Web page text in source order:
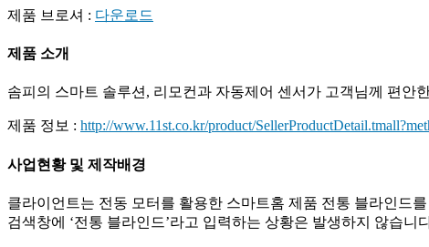
제품 브로셔 : 다운로드
제품 소개
솜피의 스마트 솔루션, 리모컨과 자동제어 센서가 고객님께 편안
제품 정보 : http://www.11st.co.kr/product/
사업현황 및 제작배경
클라이언트는 전동 모터를 활용한 스마트홈 제품 전통 블라인드
검색창에 ‘전통 블라인드’라고 입력하는 상황은 발생하지 않습